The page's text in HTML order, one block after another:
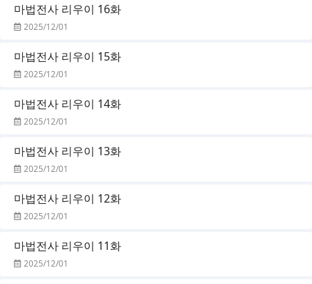
마법전사 리우이 16화
2025/12/01
마법전사 리우이 15화
2025/12/01
마법전사 리우이 14화
2025/12/01
마법전사 리우이 13화
2025/12/01
마법전사 리우이 12화
2025/12/01
마법전사 리우이 11화
2025/12/01